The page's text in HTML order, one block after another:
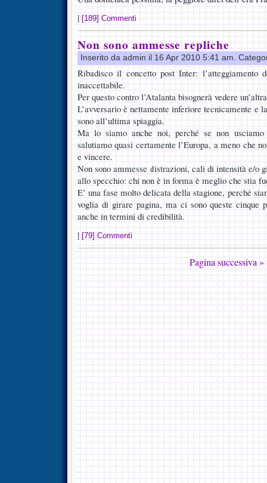
[189] Commenti
Non sono ammesse repliche
Inserito da admin il 16 Apr 2010 5:41 am.
Ribadisco il concetto post Inter: l’atteggiamento
inaccettabile.
Per questo contro l’Atalanta bisognerà vedere
L’avversario è nettamente inferiore tecnicamente e
sono all’ultima spiaggia.
Ma lo siamo anche noi, perché se non
salutiamo quasi certamente l’Europa, a meno che
e vincere.
Non sono ammesse distrazioni, cali di intensità e/o
allo specchio: chi non è in forma è meglio che stia
E’ una fase molto delicata della stagione, perché
voglia di girare pagina, ma ci sono queste cinque
anche in termini di credibilità.
[79] Commenti
Pagina successiva »